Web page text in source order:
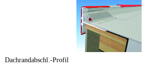
Dachrandabschl.-Profil